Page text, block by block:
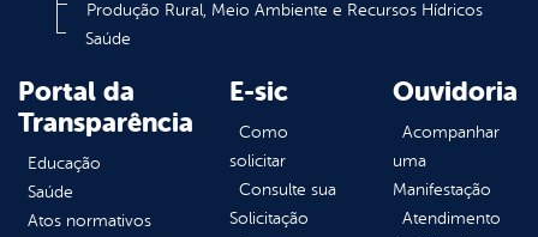
Produção Rural, Meio Ambiente e Recursos Hídricos
Saúde
Portal da
Transparência
Educação
Saúde
Atos normativos
E-sic
Como
solicitar
Consulte sua
Solicitação
Ouvidoria
Acompanhar
uma
Manifestação
Atendimento